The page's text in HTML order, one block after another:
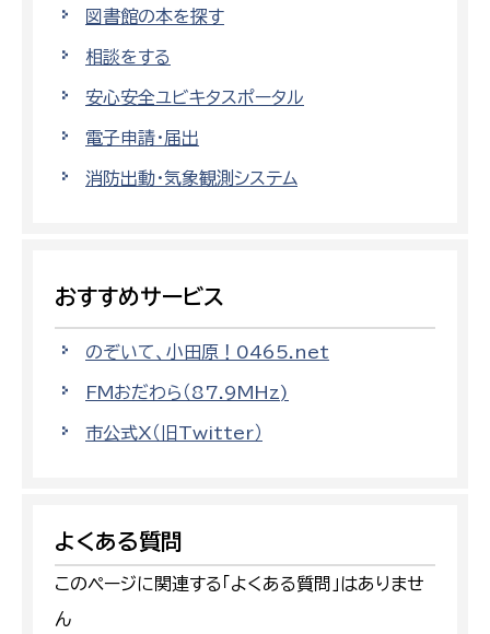
図書館の本を探す
相談をする
安心安全ユビキタスポータル
電子申請・届出
消防出動・気象観測システム
おすすめサービス
のぞいて、小田原！0465.net
FMおだわら（87.9MHz)
市公式X（旧Twitter）
よくある質問
このページに関連する「よくある質問」はありませ
ん